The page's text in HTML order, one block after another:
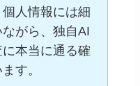
人情報には細
がら、独自AI
本当に通る確
す。